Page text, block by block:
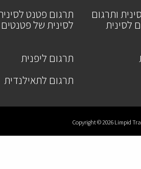
ותרגום
לסינית
תרגום פטנט
לסינית של פטנטים
תרגום ליפנית
תרגום לתאילנדית
Copyright © 2026 Limpid